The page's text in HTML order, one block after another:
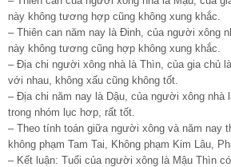
này không tương hợp cũng không xung khắc.
– Thiên can năm nay là Đinh, của người xông
này không tương cũng hợp không xung khắc.
– Địa chi người xông nhà là Thìn, của gia chủ
với nhau, không xấu cũng không tốt.
– Địa chi năm nay là Dậu, của người xông nhà
trong nhóm lục hơp, rất tốt.
– Theo tính toán giữa người xông và năm nay
không phạm Tam Tai, Không phạm Kim Lâu,
– Kết luận: Tuổi của người xông là Mậu Thìn